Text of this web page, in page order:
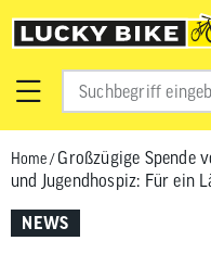
Home/Großzügige Spende
und Jugendhospiz: Für ein
NEWS